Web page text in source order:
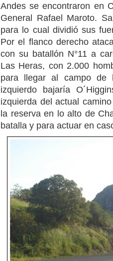
Andes se encontraron en
General Rafael Maroto.
para lo cual dividió sus
Por el flanco derecho
con su batallón N°11 a
Las Heras, con 2.000
para llegar al campo de
izquierdo bajaría
izquierda del actual
la reserva en lo alto de
batalla y para actuar en